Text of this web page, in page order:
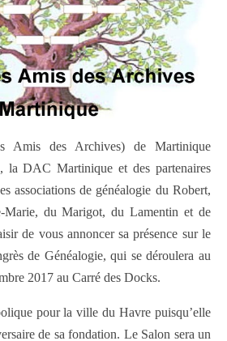
Amis des Archives) de Martinique
la DAC Martinique et des partenaires
associations de généalogie du Robert,
Marie, du Marigot, du Lamentin et de
de vous annoncer sa présence sur le
de Généalogie, qui se déroulera au
2017 au Carré des Docks.
pour la ville du Havre puisqu’elle
de sa fondation. Le Salon sera un